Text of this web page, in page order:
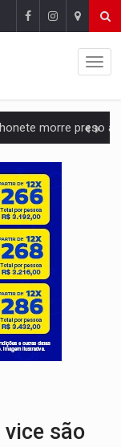
o fim de semana
do CV com arma e drogas
com a APAE para ampliar ações
combate a drones durante
Em Itapuã do Oeste, CINEMAZÔNIA leva cinema
sábado (8) de calor intenso
anos de espera, asfalto chega ao
na programação do Festival de
vice são